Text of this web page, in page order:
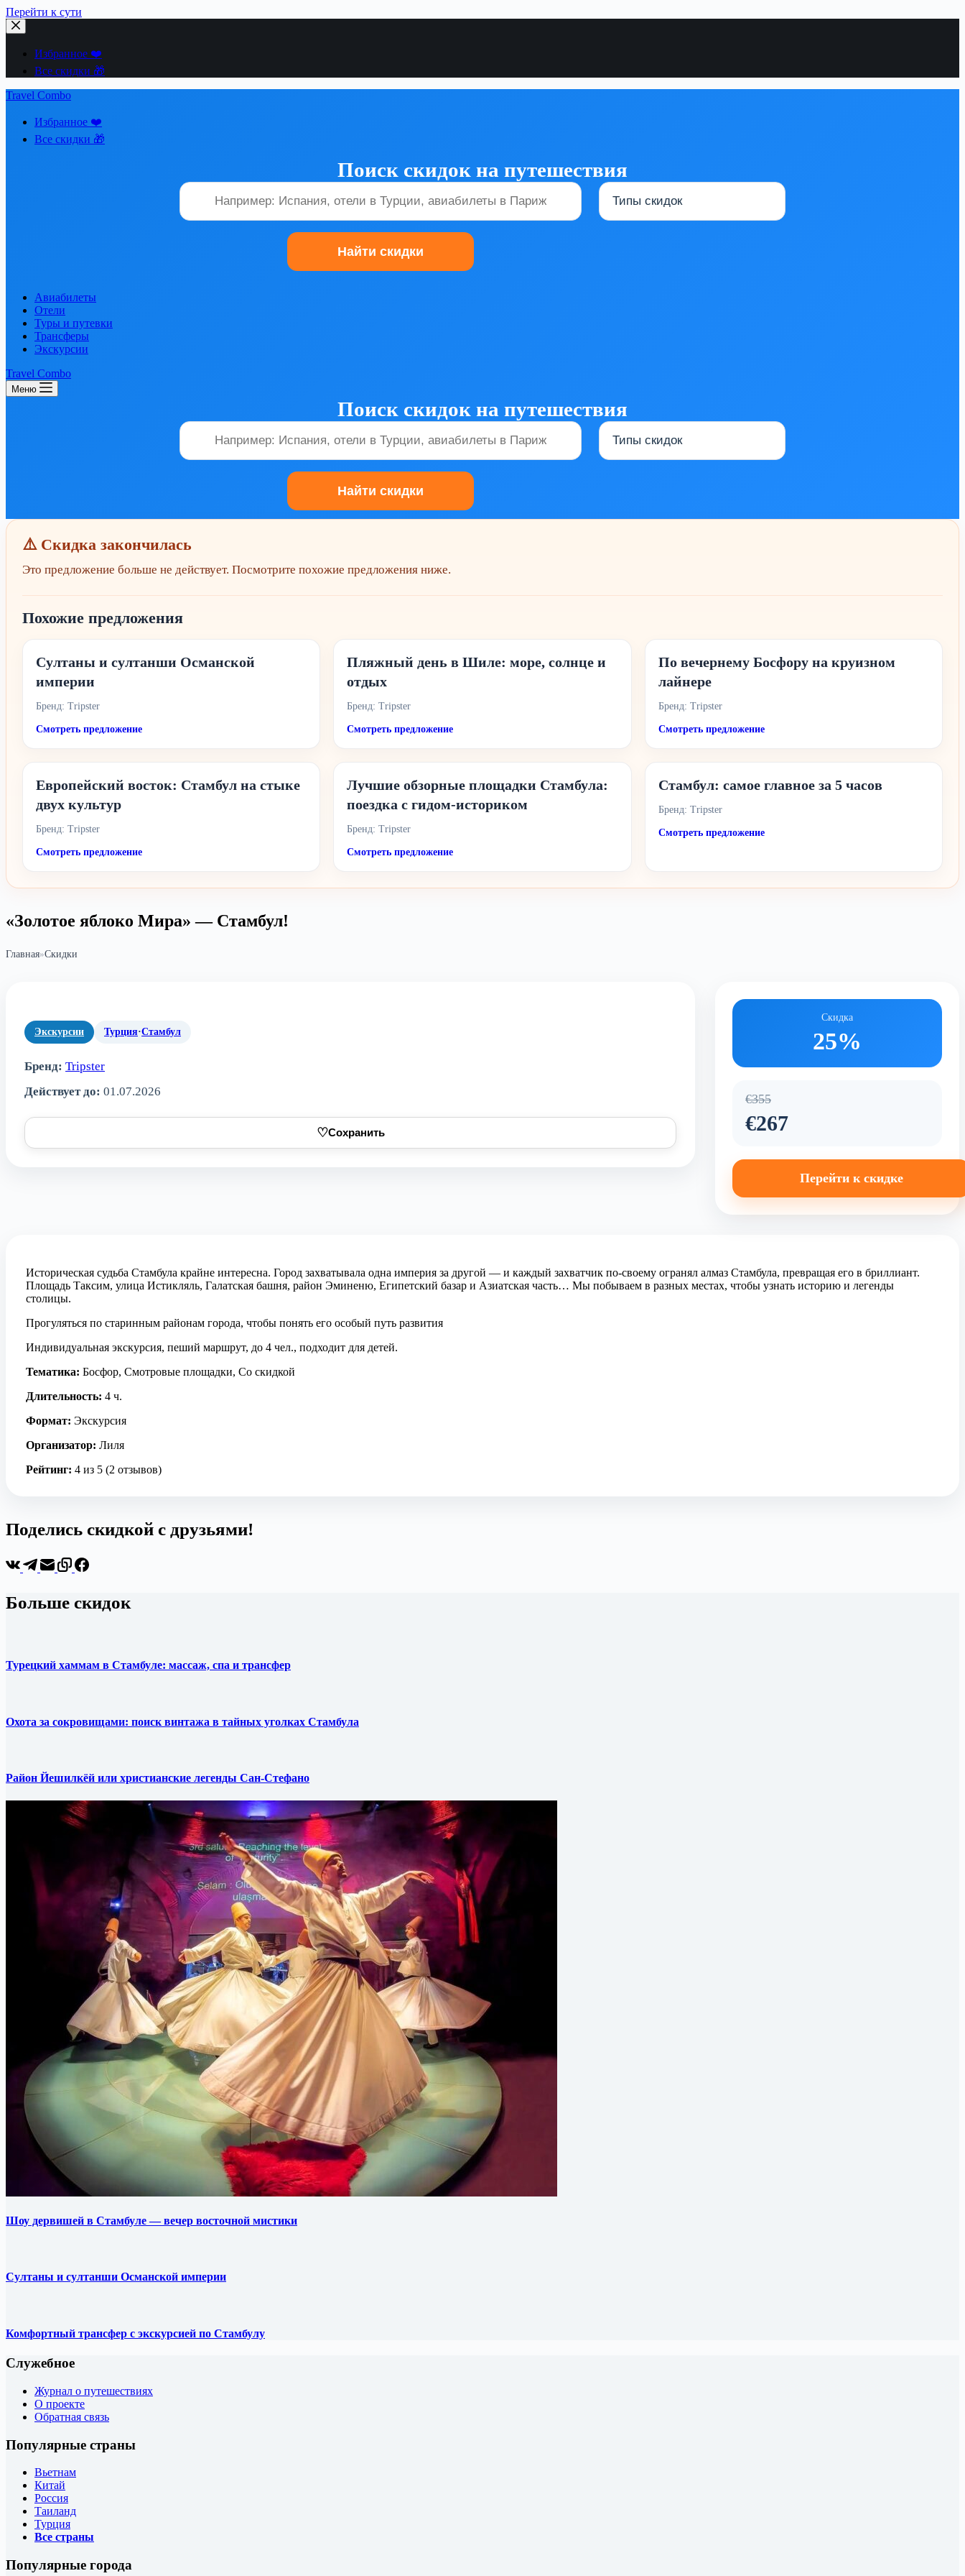
Перейти к сути
Избранное ❤️
Все скидки 🎁
Travel Combo
Избранное ❤️
Все скидки 🎁
Поиск скидок на путешествия
Авиабилеты
Отели
Туры и путевки
Трансферы
Экскурсии
Travel Combo
Меню
Поиск скидок на путешествия
⚠️ Скидка закончилась
Это предложение больше не действует. Посмотрите похожие предложения ниже.
Похожие предложения
Султаны и султанши Османской
империи
Бренд: Tripster
Смотреть предложение
Пляжный день в Шиле: море, солнце и
отдых
Бренд: Tripster
Смотреть предложение
По вечернему Босфору на круизном
лайнере
Бренд: Tripster
Смотреть предложение
Европейский восток: Стамбул на стыке
двух культур
Бренд: Tripster
Смотреть предложение
Лучшие обзорные площадки Стамбула:
поездка с гидом-историком
Бренд: Tripster
Смотреть предложение
Стамбул: самое главное за 5 часов
Бренд: Tripster
Смотреть предложение
«Золотое яблоко Мира» — Стамбул!
Главная»Скидки
Экскурсии Турция·Стамбул
Бренд: Tripster
Действует до: 01.07.2026
♡Сохранить
Скидка
25%
€355
€267
Перейти к скидке
Историческая судьба Стамбула крайне интересна. Город захватывала одна империя за другой — и каждый захватчик по-своему огранял алмаз Стамбула, превращая его в бриллиант.
Площадь Таксим, улица Истикляль, Галатская башня, район Эминеню, Египетский базар и Азиатская часть… Мы побываем в разных местах, чтобы узнать историю и легенды
столицы.
Прогуляться по старинным районам города, чтобы понять его особый путь развития
Индивидуальная экскурсия, пеший маршрут, до 4 чел., подходит для детей.
Тематика: Босфор, Смотровые площадки, Со скидкой
Длительность: 4 ч.
Формат: Экскурсия
Организатор: Лиля
Рейтинг: 4 из 5 (2 отзывов)
Поделись скидкой с друзьями!
Больше скидок
Турецкий хаммам в Стамбуле: массаж, спа и трансфер
Охота за сокровищами: поиск винтажа в тайных уголках Стамбула
Район Йешилкёй или христианские легенды Сан-Стефано
Шоу дервишей в Стамбуле — вечер восточной мистики
Султаны и султанши Османской империи
Комфортный трансфер с экскурсией по Стамбулу
Служебное
Журнал о путешествиях
О проекте
Обратная связь
Популярные страны
Вьетнам
Китай
Россия
Таиланд
Турция
Все страны
Популярные города